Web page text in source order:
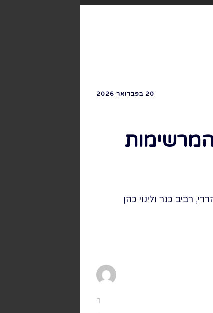
20 בפברואר 2026
רביב כנר ולינוי כהן